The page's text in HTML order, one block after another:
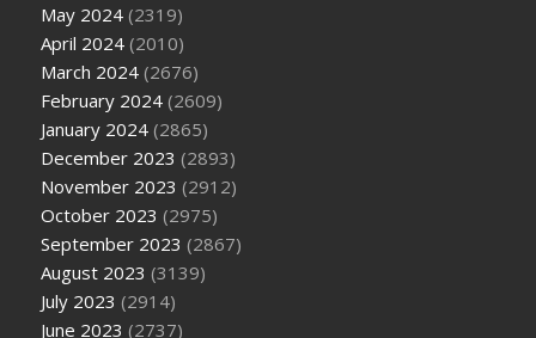
May 2024 (2319)
April 2024 (2010)
March 2024 (2676)
February 2024 (2609)
January 2024 (2865)
December 2023 (2893)
November 2023 (2912)
October 2023 (2975)
September 2023 (2867)
August 2023 (3139)
July 2023 (2914)
June 2023 (2737)